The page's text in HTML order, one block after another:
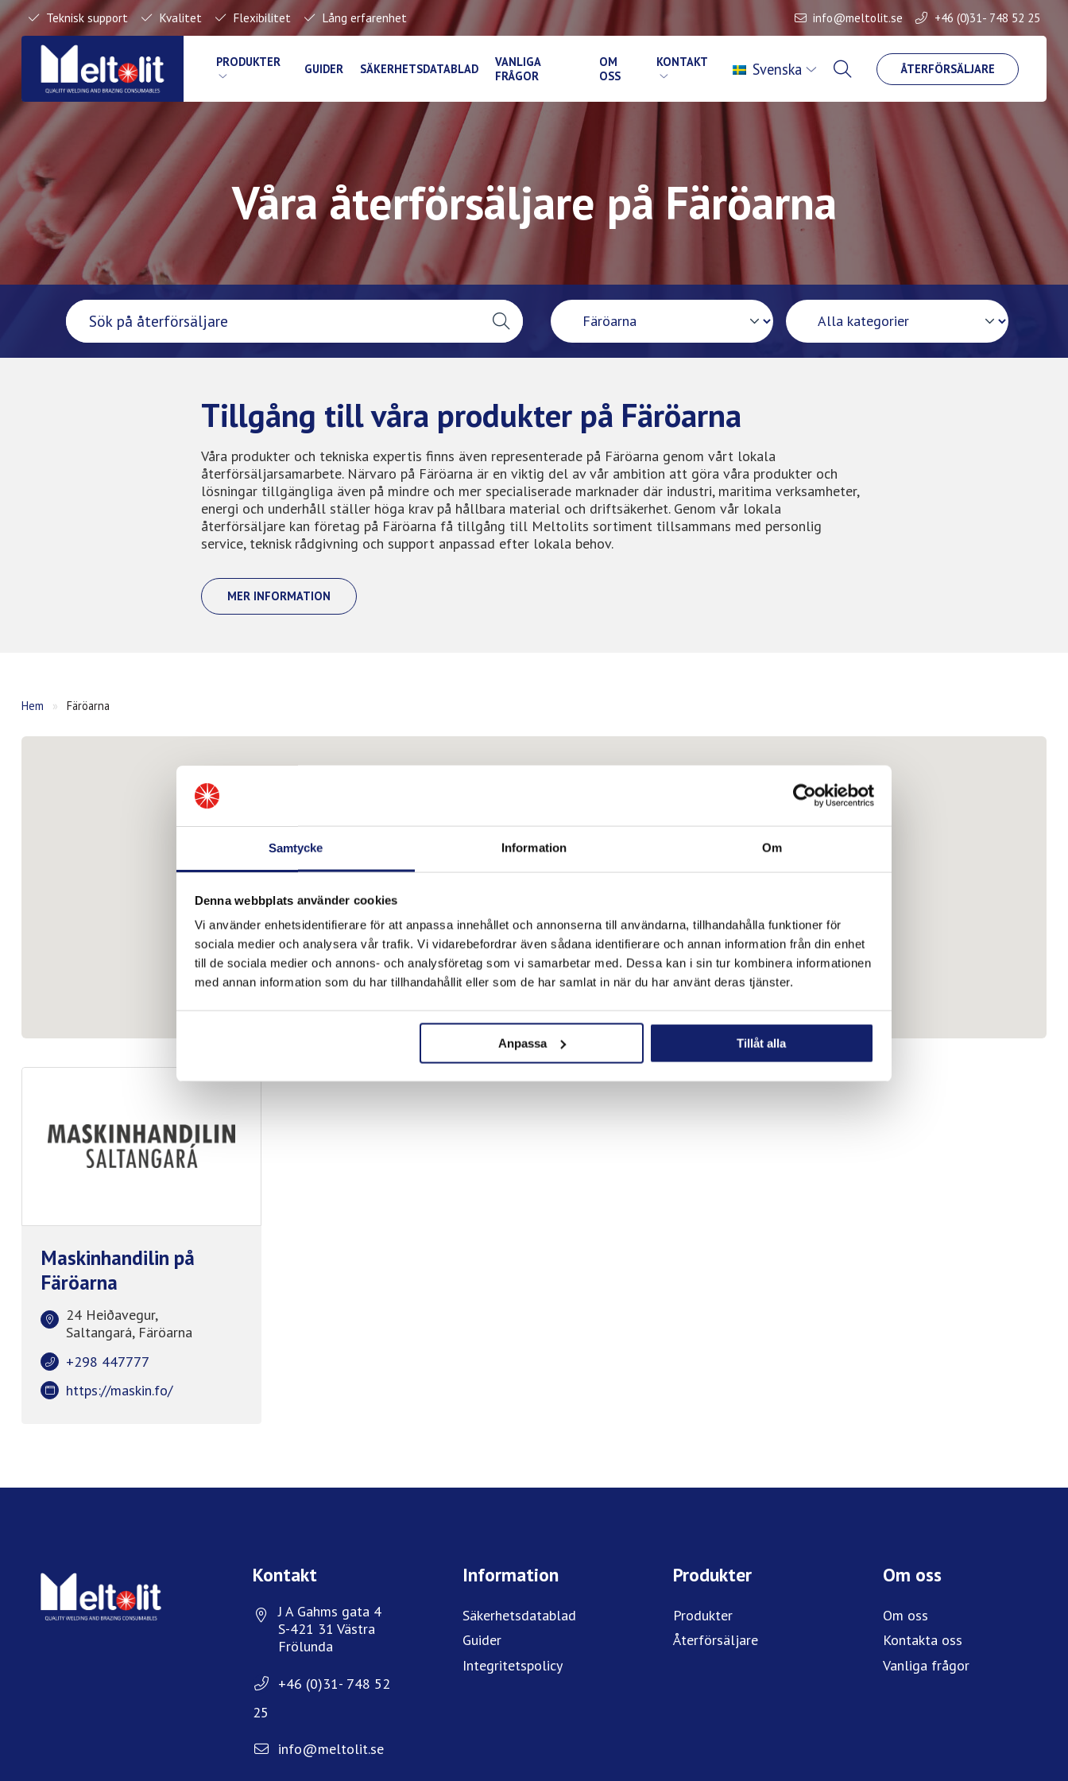
Samtycke Information Om
Denna webbplats använder cookies
Vi använder enhetsidentifierare för att anpassa innehållet och annonserna till användarna, tillhandahålla funktioner för
sociala medier och analysera vår trafik. Vi vidarebefordrar även sådana identifierare och annan information från din enhet
till de sociala medier och annons- och analysföretag som vi samarbetar med. Dessa kan i sin tur kombinera informationen
med annan information som du har tillhandahållit eller som de har samlat in när du har använt deras tjänster.
Anpassa Tillåt alla
Teknisk support Kvalitet Flexibilitet Lång erfarenhet info@meltolit.se +46 (0)31- 748 52 25
PRODUKTER GUIDER SÄKERHETSDATABLAD
VANLIGA
FRÅGOR
OM
OSS
KONTAKT ÅTERFÖRSÄLJARE
Svenska
Våra återförsäljare på Färöarna
Tillgång till våra produkter på Färöarna
Våra produkter och tekniska expertis finns även representerade på Färöarna genom vårt lokala
återförsäljarsamarbete. Närvaro på Färöarna är en viktig del av vår ambition att göra våra produkter och
lösningar tillgängliga även på mindre och mer specialiserade marknader där industri, maritima verksamheter,
energi och underhåll ställer höga krav på hållbara material och driftsäkerhet. Genom vår lokala
återförsäljare kan företag på Färöarna få tillgång till Meltolits sortiment tillsammans med personlig
service, teknisk rådgivning och support anpassad efter lokala behov.
MER INFORMATION
Hem » Färöarna
Maskinhandilin på
Färöarna
24 Heiðavegur,
Saltangará, Färöarna
+298 447777
https://maskin.fo/
Kontakt
J A Gahms gata 4
S-421 31 Västra
Frölunda
+46 (0)31- 748 52
25
info@meltolit.se
Information
Säkerhetsdatablad
Guider
Integritetspolicy
Produkter
Produkter
Återförsäljare
Om oss
Om oss
Kontakta oss
Vanliga frågor